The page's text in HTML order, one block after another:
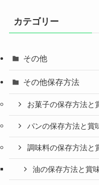
カテゴリー
その他
その他保存方法
お菓子の保存方法と
パンの保存方法と賞
調味料の保存方法と
油の保存方法と賞